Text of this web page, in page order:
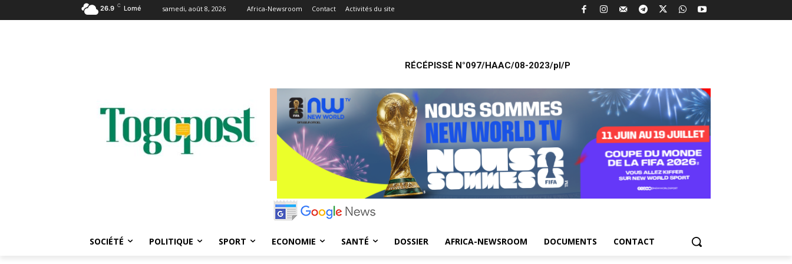
26.9 C Lomé samedi, août 8, 2026 Africa-Newsroom Contact Activités du site
RÉCÉPISSÉ N°097/HAAC/08-2023/pl/P
SOCIÉTÉ POLITIQUE SPORT ECONOMIE SANTÉ DOSSIER AFRICA-NEWSROOM DOCUMENTS CONTACT